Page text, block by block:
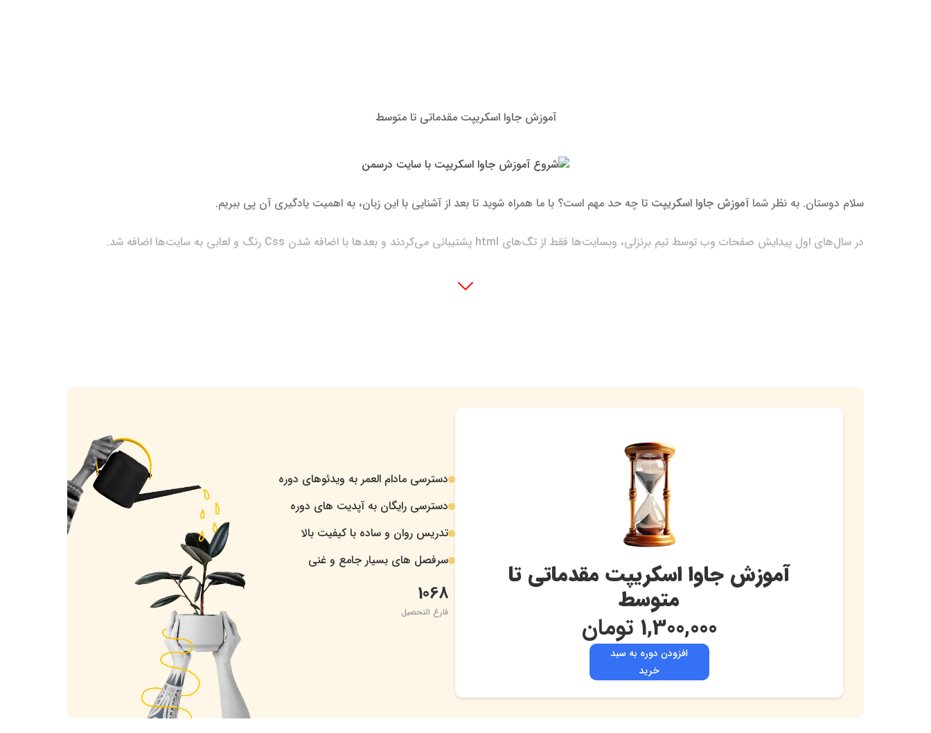
آموزش جاوا اسکریپت مقدماتی تا متوسط
سلام دوستان. به نظر شما آموزش جاوا اسکریپت تا چه حد مهم است؟ با ما همراه شوید تا بعد از آشنایی با این زبان، به اهمیت یادگیری آن پی ببریم.
در سال‌های اول پیدایش صفحات وب توسط تیم برنزلی، وبسایت‌ها فقط از تگ‌های html پشتیبانی می‌کردند و بعدها با اضافه شدن Css رنگ و لعابی به سایت‌ها اضافه شد.
html و Css جزء زبان‌های برنامه‌نویسی نبودند و به همین دلیل قابلیت برخی عملیات محاسباتی و.... را نداشتند و از طرفی زبان‌های برنامه‌نویسی همه سمت سرور پردازش
عرضه شد.
Javascript یا Js، یک زبان سطح بالا، داینامیک، شی گرا و تفسیری است که توسط اکثر مرورگرها از قبیل: گوگل کروم، فایر فاکس، سافاری و ... پشتیبانی می‌شود. نکته جالب اینجاست
که جاوا اسکریپت فقط یک زبان ساده سمت کلاینت نیست و شما می‌توانید با استفاده از کتابخانه‌ها و فریمورک‌های جدید این زبان به طراحی بازی و .... بپردازید.
آموزش جاوا اسکریپت مقدماتی تا
متوسط
1,300,000 تومان
افزودن دوره به سبد
خرید
. دسترسی مادام العمر به ویدئوهای دوره
. دسترسی رایگان به آپدیت های دوره
. تدریس روان و ساده با کیفیت بالا
. سرفصل های بسیار جامع و غنی
1068
فارغ التحصیل